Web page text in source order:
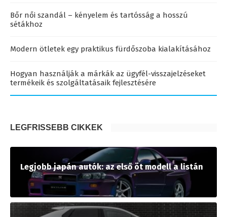
Bőr női szandál – kényelem és tartósság a hosszú
sétákhoz
Modern ötletek egy praktikus fürdőszoba kialakításához
Hogyan használják a márkák az ügyfél-visszajelzéseket
termékeik és szolgáltatásaik fejlesztésére
LEGFRISSEBB CIKKEK
Legjobb japán autók: az első öt modell a listán